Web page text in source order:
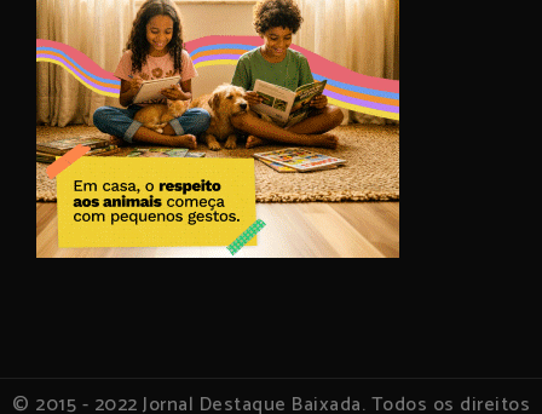
© 2015 - 2022 Jornal Destaque Baixada. Todos os direitos